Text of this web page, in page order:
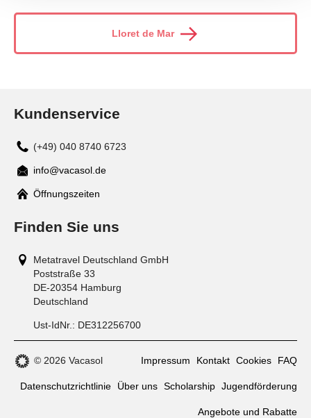
Lloret de Mar
Kundenservice
(+49) 040 8740 6723
Mail
info@vacasol.de
Öffnungszeiten
Finden Sie uns
Metatravel Deutschland GmbH
Poststraße 33
DE-20354 Hamburg
Deutschland
Ust-IdNr.: DE312256700
© 2026 Vacasol Impressum Kontakt Cookies FAQ
Datenschutzrichtlinie Über uns Scholarship Jugendförderung
Angebote und Rabatte